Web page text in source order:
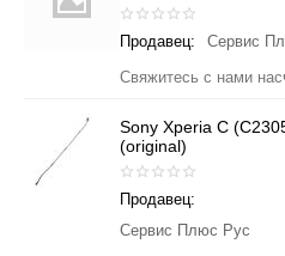
Продавец:
Сервис
Свяжитесь с нами
Sony Xperia C
(original)
Продавец:
Сервис Плюс Рус